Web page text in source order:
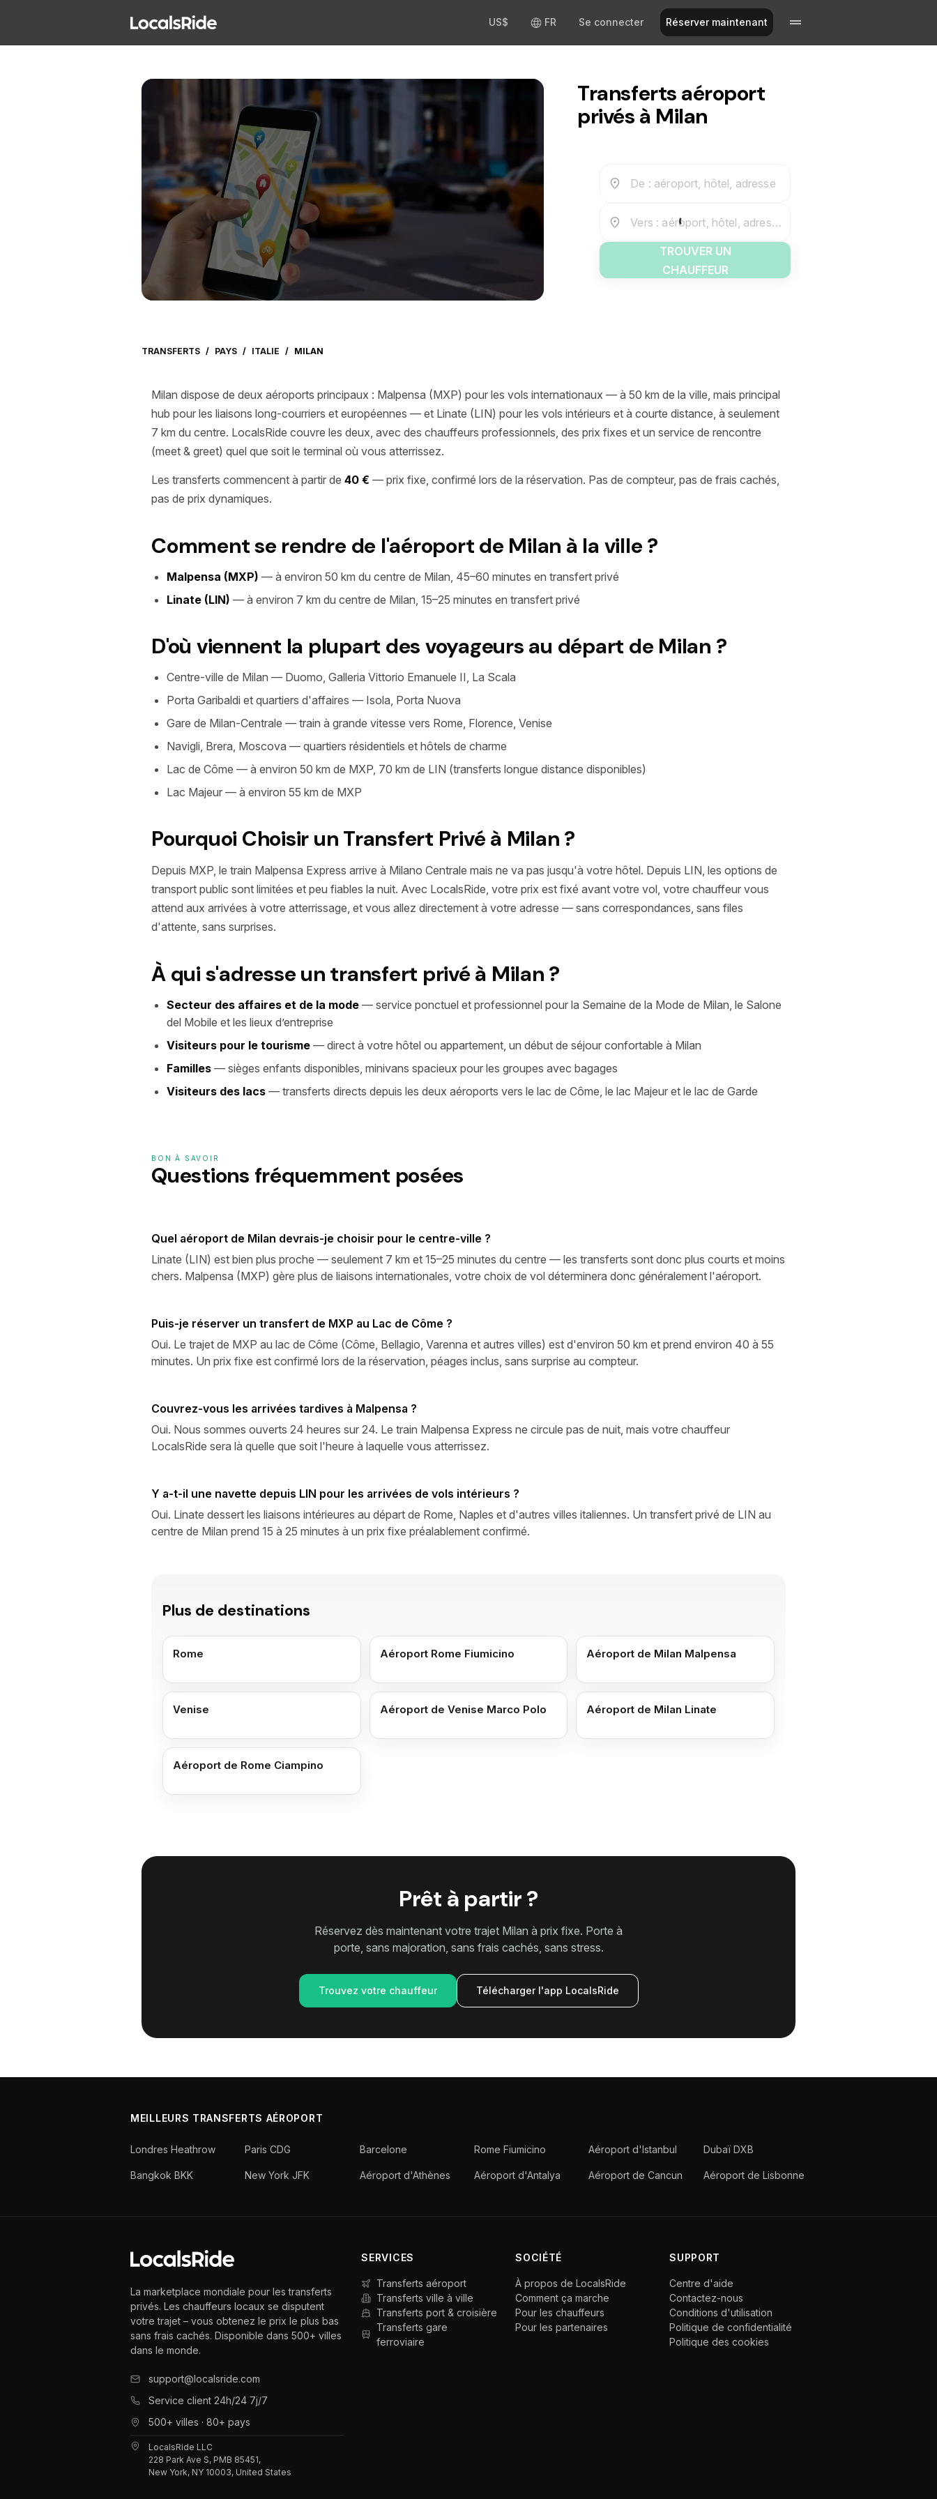
US$ FR Se connecter Réserver maintenant
Transferts aéroport
privés à Milan
De : aéroport, hôtel, adresse
Vers : aéroport, hôtel, adresse
TROUVER UN
CHAUFFEUR
TRANSFERTS / PAYS / ITALIE / MILAN
Milan dispose de deux aéroports principaux : Malpensa (MXP) pour les vols internationaux — à 50 km de la ville, mais principal
hub pour les liaisons long-courriers et européennes — et Linate (LIN) pour les vols intérieurs et à courte distance, à seulement
7 km du centre. LocalsRide couvre les deux, avec des chauffeurs professionnels, des prix fixes et un service de rencontre
(meet & greet) quel que soit le terminal où vous atterrissez.
Les transferts commencent à partir de 40 € — prix fixe, confirmé lors de la réservation. Pas de compteur, pas de frais cachés,
pas de prix dynamiques.
Comment se rendre de l'aéroport de Milan à la ville ?
Malpensa (MXP) — à environ 50 km du centre de Milan, 45–60 minutes en transfert privé
Linate (LIN) — à environ 7 km du centre de Milan, 15–25 minutes en transfert privé
D'où viennent la plupart des voyageurs au départ de Milan ?
Centre-ville de Milan — Duomo, Galleria Vittorio Emanuele II, La Scala
Porta Garibaldi et quartiers d'affaires — Isola, Porta Nuova
Gare de Milan-Centrale — train à grande vitesse vers Rome, Florence, Venise
Navigli, Brera, Moscova — quartiers résidentiels et hôtels de charme
Lac de Côme — à environ 50 km de MXP, 70 km de LIN (transferts longue distance disponibles)
Lac Majeur — à environ 55 km de MXP
Pourquoi Choisir un Transfert Privé à Milan ?
Depuis MXP, le train Malpensa Express arrive à Milano Centrale mais ne va pas jusqu'à votre hôtel. Depuis LIN, les options de
transport public sont limitées et peu fiables la nuit. Avec LocalsRide, votre prix est fixé avant votre vol, votre chauffeur vous
attend aux arrivées à votre atterrissage, et vous allez directement à votre adresse — sans correspondances, sans files
d'attente, sans surprises.
À qui s'adresse un transfert privé à Milan ?
Secteur des affaires et de la mode — service ponctuel et professionnel pour la Semaine de la Mode de Milan, le Salone
del Mobile et les lieux d’entreprise
Visiteurs pour le tourisme — direct à votre hôtel ou appartement, un début de séjour confortable à Milan
Familles — sièges enfants disponibles, minivans spacieux pour les groupes avec bagages
Visiteurs des lacs — transferts directs depuis les deux aéroports vers le lac de Côme, le lac Majeur et le lac de Garde
BON À SAVOIR
Questions fréquemment posées
Quel aéroport de Milan devrais-je choisir pour le centre-ville ?
Linate (LIN) est bien plus proche — seulement 7 km et 15–25 minutes du centre — les transferts sont donc plus courts et moins
chers. Malpensa (MXP) gère plus de liaisons internationales, votre choix de vol déterminera donc généralement l'aéroport.
Puis-je réserver un transfert de MXP au Lac de Côme ?
Oui. Le trajet de MXP au lac de Côme (Côme, Bellagio, Varenna et autres villes) est d'environ 50 km et prend environ 40 à 55
minutes. Un prix fixe est confirmé lors de la réservation, péages inclus, sans surprise au compteur.
Couvrez-vous les arrivées tardives à Malpensa ?
Oui. Nous sommes ouverts 24 heures sur 24. Le train Malpensa Express ne circule pas de nuit, mais votre chauffeur
LocalsRide sera là quelle que soit l'heure à laquelle vous atterrissez.
Y a-t-il une navette depuis LIN pour les arrivées de vols intérieurs ?
Oui. Linate dessert les liaisons intérieures au départ de Rome, Naples et d'autres villes italiennes. Un transfert privé de LIN au
centre de Milan prend 15 à 25 minutes à un prix fixe préalablement confirmé.
Plus de destinations
Rome Aéroport Rome Fiumicino Aéroport de Milan Malpensa
Venise Aéroport de Venise Marco Polo Aéroport de Milan Linate
Aéroport de Rome Ciampino
Prêt à partir ?
Réservez dès maintenant votre trajet Milan à prix fixe. Porte à
porte, sans majoration, sans frais cachés, sans stress.
Trouvez votre chauffeur Télécharger l'app LocalsRide
MEILLEURS TRANSFERTS AÉROPORT
Londres Heathrow Paris CDG Barcelone Rome Fiumicino Aéroport d'Istanbul Dubaï DXB
Bangkok BKK New York JFK Aéroport d'Athènes Aéroport d'Antalya Aéroport de Cancun Aéroport de Lisbonne
La marketplace mondiale pour les transferts
privés. Les chauffeurs locaux se disputent
votre trajet – vous obtenez le prix le plus bas
sans frais cachés. Disponible dans 500+ villes
dans le monde.
support@localsride.com
Service client 24h/24 7j/7
500+ villes · 80+ pays
LocalsRide LLC
228 Park Ave S, PMB 85451,
New York, NY 10003, United States
SERVICES
Transferts aéroport
Transferts ville à ville
Transferts port & croisière
Transferts gare
ferroviaire
SOCIÉTÉ
À propos de LocalsRide
Comment ça marche
Pour les chauffeurs
Pour les partenaires
SUPPORT
Centre d'aide
Contactez-nous
Conditions d'utilisation
Politique de confidentialité
Politique des cookies